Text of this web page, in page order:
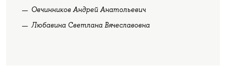
Овчинников Андрей Анатольевич
Любавина Светлана Вячеславовна